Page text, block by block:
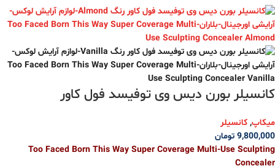
کانسیلر بورن دیس وی توفیسد فول کاور
میکاپ, کانسیلر
9,800,000 تومان
Too Faced Born This Way Super Coverage Multi-Use Sculpting
Concealer